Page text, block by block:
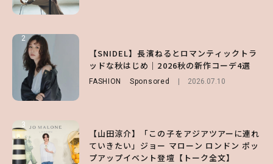
2
【SNIDEL】長濱ねるとロマンティックトラ
ッドな秋はじめ｜2026秋の新作コーデ4選
FASHION Sponsored 2026.07.10
3
【山田涼介】「この子をアジアツアーに連れ
ていきたい」ジョー マローン ロンドン ポッ
プアップイベント登壇【トーク全文】
2
キープの秘訣や夏の過ごし方など独占インタ
ビュー！
ENTERTAINMENT 2026.07.31
3
【ハローキティ】がスシローと初コラボ♡
第1弾の気になるメニュー＆限定グッズを総
チェック！
2
ノ国屋コラボの“優秀保冷バッグ”は夏の強
い味方！【オトナミューズ9月号増刊】
3
【谷まりあ】夏は“シアースカート”でさり
げなく肌見せ！透け感のニュアンスを楽しめ
るマストハブアイテム4選